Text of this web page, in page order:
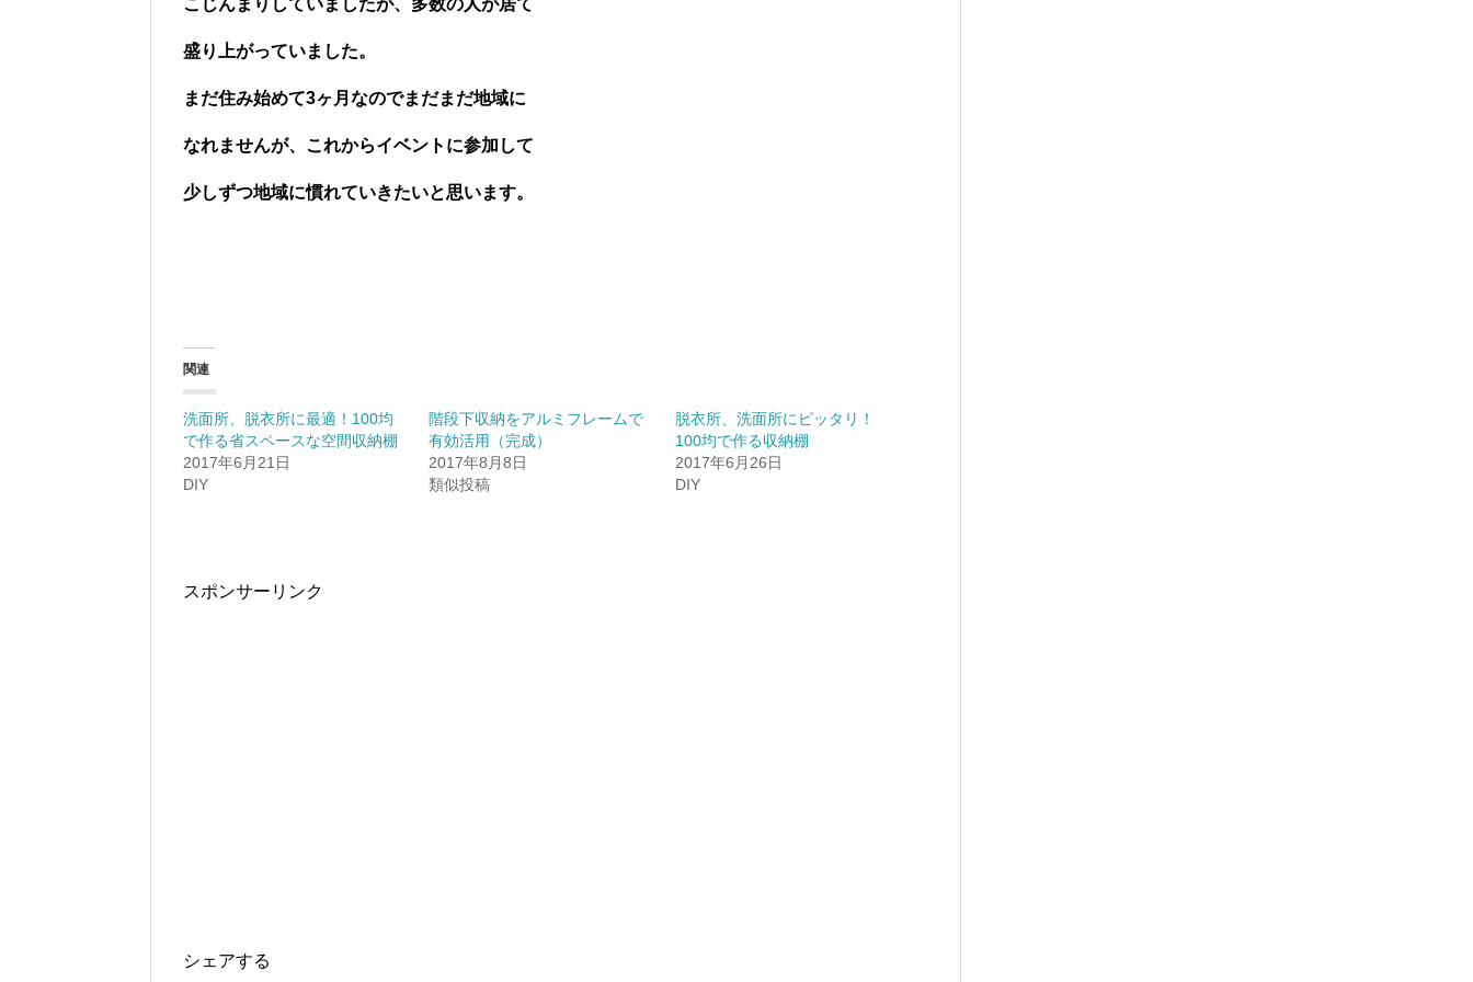
こじんまりしていましたが、多数の人が居て
盛り上がっていました。
まだ住み始めて3ヶ月なのでまだまだ地域に
なれませんが、これからイベントに参加して
少しずつ地域に慣れていきたいと思います。
関連
洗面所、脱衣所に最適！100均
で作る省スペースな空間収納棚
2017年6月21日
DIY
階段下収納をアルミフレームで
有効活用（完成）
2017年8月8日
類似投稿
脱衣所、洗面所にピッタリ！
100均で作る収納棚
2017年6月26日
DIY
スポンサーリンク
シェアする